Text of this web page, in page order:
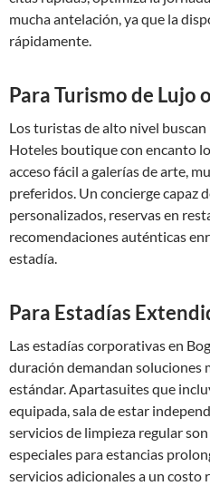
mucha antelación, ya que la
rápidamente.
Para Turismo de Lujo
Los turistas de alto nivel
Hoteles boutique con encanto
acceso fácil a galerías de arte,
preferidos. Un concierge capaz
personalizados, reservas en
recomendaciones auténticas
estadía.
Para Estadías
Las estadías corporativas en
duración demandan soluciones
estándar. Apartasuites que
equipada, sala de estar
servicios de limpieza regular
especiales para estancias
servicios adicionales a un